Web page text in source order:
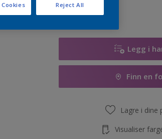
10L
Legg i
Finn en
Lagre i dine
Visualiser
Reject All